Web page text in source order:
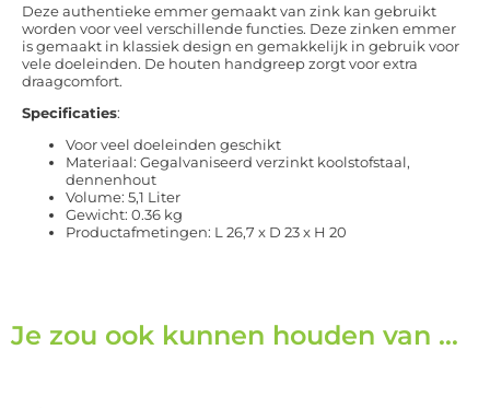
Deze authentieke emmer gemaakt van zink kan gebruikt
worden voor veel verschillende functies. Deze zinken emmer
is gemaakt in klassiek design en gemakkelijk in gebruik voor
vele doeleinden. De houten handgreep zorgt voor extra
draagcomfort.
Specificaties:
Voor veel doeleinden geschikt
Materiaal: Gegalvaniseerd verzinkt koolstofstaal,
dennenhout
Volume: 5,1 Liter
Gewicht: 0.36 kg
Productafmetingen: L 26,7 x D 23 x H 20
Je zou ook kunnen houden van …